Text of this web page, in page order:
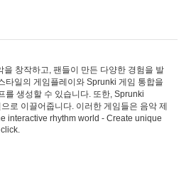
창작하고, 팬들이 만든 다양한 경험을 발
타일의 게임플레이와 Sprunki 게임 통합을
를 생성할 수 있습니다. 또한, Sprunki
로 이끌어줍니다. 이러한 게임들은 음악 제
interactive rhythm world - Create unique